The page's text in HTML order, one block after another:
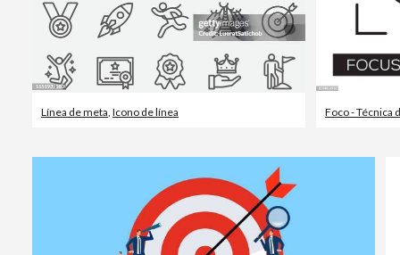
Línea de meta, Icono de línea Foco - Técnica